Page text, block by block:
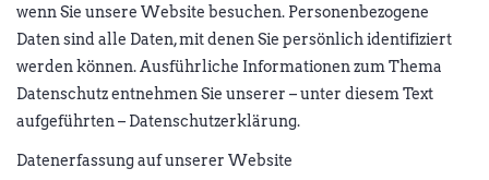
wenn Sie unsere Website besuchen. Personenbezogene
Daten sind alle Daten, mit denen Sie persönlich identifiziert
werden können. Ausführliche Informationen zum Thema
Datenschutz entnehmen Sie unserer – unter diesem Text
aufgeführten – Datenschutzerklärung.
Datenerfassung auf unserer Website